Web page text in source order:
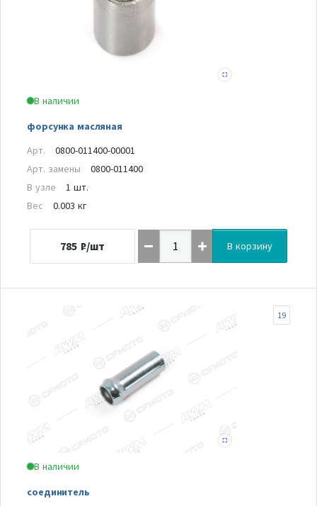
В наличии
форсунка масляная
Арт.
0800-011400-00001
Арт. замены
0800-011400
В узле
1 шт.
Вес
0.003 кг
785 ₽/шт В корзину
В наличии
соединитель
19